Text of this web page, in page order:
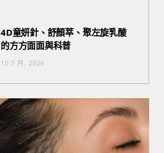
4D童妍針、舒顏萃、聚左旋乳酸
的方方面面與科普
10 7 月, 2026